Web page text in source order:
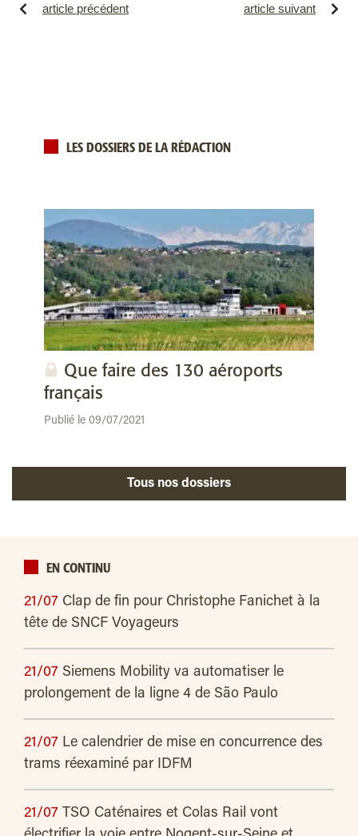
article précédent article suivant
LES DOSSIERS DE LA RÉDACTION
Que faire des 130 aéroports
français
Publié le 09/07/2021
Tous nos dossiers
EN CONTINU
21/07 Clap de fin pour Christophe Fanichet à la
tête de SNCF Voyageurs
21/07 Siemens Mobility va automatiser le
prolongement de la ligne 4 de São Paulo
21/07 Le calendrier de mise en concurrence des
trams réexaminé par IDFM
21/07 TSO Caténaires et Colas Rail vont